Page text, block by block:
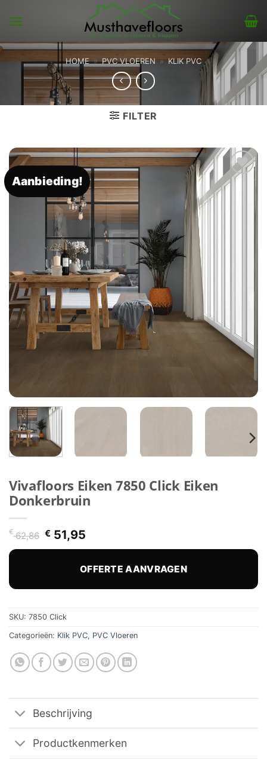
HOME » PVC VLOEREN » KLIK PVC
FILTER
Aanbieding!
Toevoegen
Vivafloors Eiken 7850 Click Eiken
Donkerbruin
€62,86 Oorspronkelijke
prijs
€ 62,86.
€51,95Huidige
prijs
€ 51,95.
OFFERTE AANVRAGEN
SKU: 7850 Click
Categorieën: Klik PVC, PVC Vloeren
Beschrijving
Productkenmerken